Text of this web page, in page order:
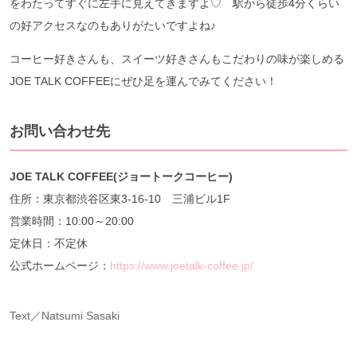
をわたってすぐに左手に見えてきますよ♡ 駅から徒歩4分くらい
の好アクセスなのもありがたいですよね♪
コーヒー好きさんも、スイーツ好きさんもこだわりの味が楽しめる
JOE TALK COFFEEにぜひ足を運んでみてください！
お問い合わせ先
JOE TALK COFFEE(ジョートークコーヒー)
住所：東京都渋⾕区東3-16-10 三浦ビル1F
営業時間：10:00～20:00
定休日：不定休
公式ホームページ： https://www.joetalk-coffee.jp/
Text／Natsumi Sasaki